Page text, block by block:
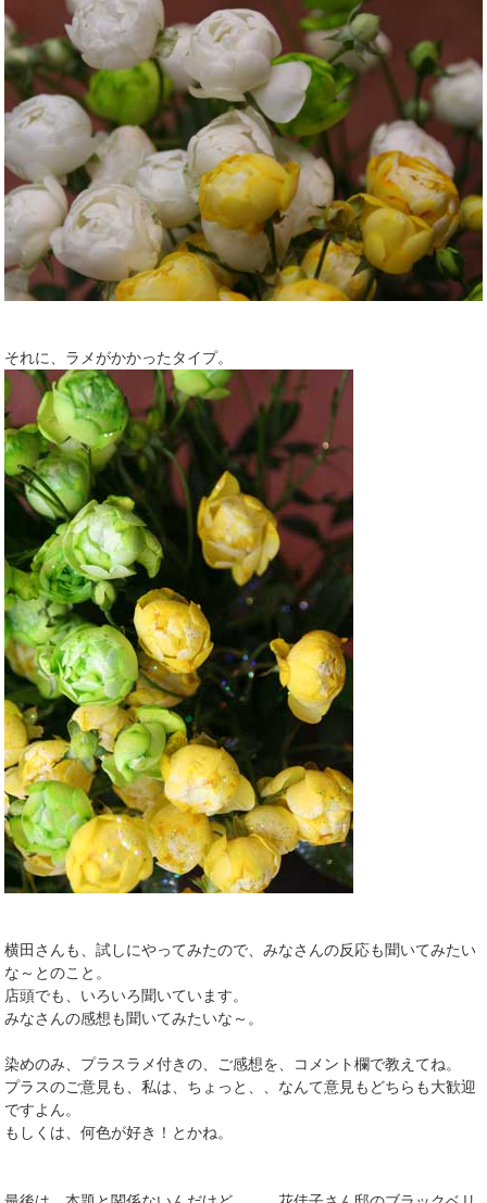
それに、ラメがかかったタイプ。
横田さんも、試しにやってみたので、みなさんの反応も聞いてみたい
な～とのこと。
店頭でも、いろいろ聞いています。
みなさんの感想も聞いてみたいな～。
染めのみ、プラスラメ付きの、ご感想を、コメント欄で教えてね。
プラスのご意見も、私は、ちょっと、、なんて意見もどちらも大歓迎
ですよん。
もしくは、何色が好き！とかね。